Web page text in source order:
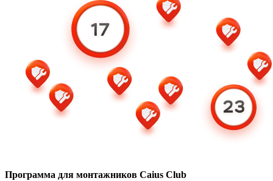
Программа для монтажников Caius Club